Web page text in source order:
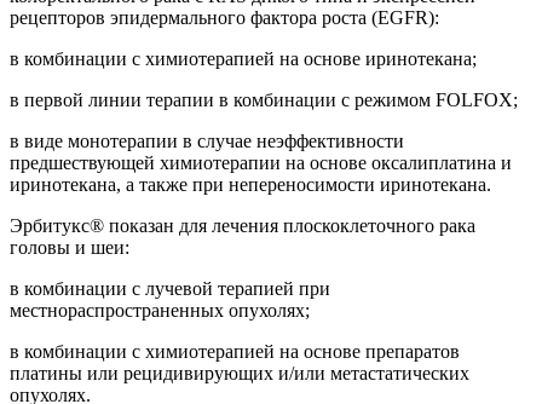
рецепторов эпидермального фактора роста (EGFR):
в комбинации с химиотерапией на основе иринотекана;
в первой линии терапии в комбинации с режимом FOLFOX;
в виде монотерапии в случае неэффективности
предшествующей химиотерапии на основе оксалиплатина и
иринотекана, а также при непереносимости иринотекана.
Эрбитукс® показан для лечения плоскоклеточного рака
головы и шеи:
в комбинации с лучевой терапией при
местнораспространенных опухолях;
в комбинации с химиотерапией на основе препаратов
платины или рецидивирующих и/или метастатических
опухолях.